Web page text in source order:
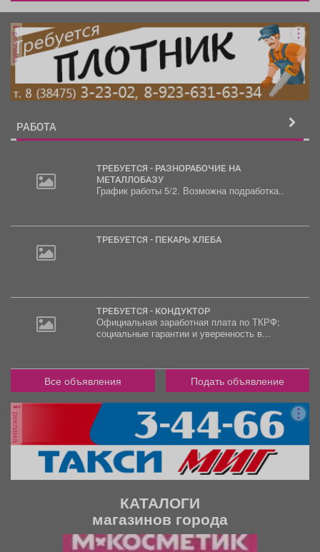
реклама
РАБОТА
ТРЕБУЕТСЯ - РАЗНОРАБОЧИЕ НА
МЕТАЛЛОБАЗУ
График работы 5/2. Возможна подработка..
ТРЕБУЕТСЯ - ПЕКАРЬ ХЛЕБА
ТРЕБУЕТСЯ - КОНДУКТОР
Официальная заработная плата по ТКРФ;
социальные гарантии и уверенность в...
Все объявления Подать объявление
реклама
КАТАЛОГИ
магазинов города